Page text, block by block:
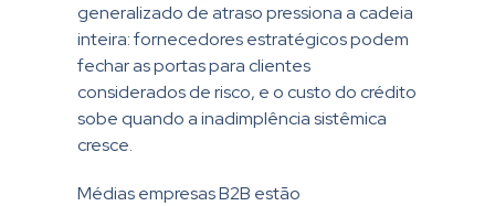
generalizado de atraso pressiona a cadeia
inteira: fornecedores estratégicos podem
fechar as portas para clientes
considerados de risco, e o custo do crédito
sobe quando a inadimplência sistêmica
cresce.
Médias empresas B2B estão